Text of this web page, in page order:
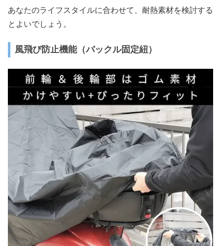
あなたのライフスタイルに合わせて、耐熱素材を検討する
とよいでしょう。
風飛び防止機能（バックル固定紐）